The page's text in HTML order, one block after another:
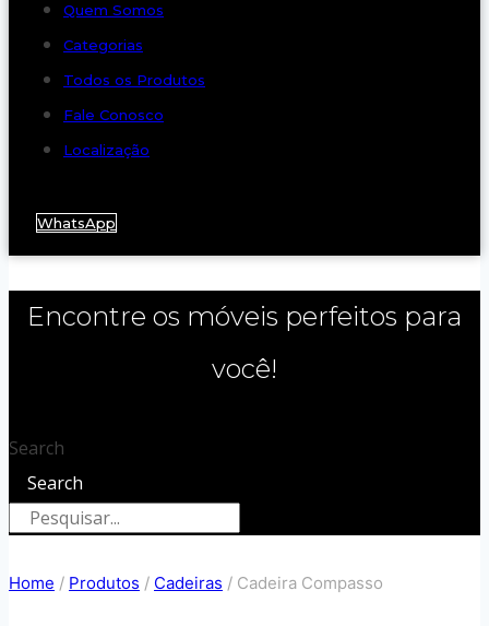
Quem Somos
Categorias
Todos os Produtos
Fale Conosco
Localização
WhatsApp
Encontre os móveis perfeitos para
você!
Search
Search
Home / Produtos / Cadeiras / Cadeira Compasso